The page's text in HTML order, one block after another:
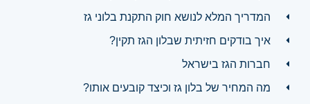
המדריך המלא לנושא חוק התקנת בלוני גז
איך בודקים חזיתית שבלון הגז תקין?
חברות הגז בישראל
מה המחיר של בלון גז וכיצד קובעים אותו?